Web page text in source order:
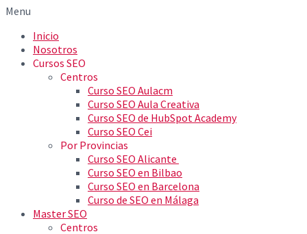
Menu
Inicio
Nosotros
Cursos SEO
Centros
Curso SEO Aulacm
Curso SEO Aula Creativa
Curso SEO de HubSpot Academy
Curso SEO Cei
Por Provincias
Curso SEO Alicante
Curso SEO en Bilbao
Curso SEO en Barcelona
Curso de SEO en Málaga
Master SEO
Centros